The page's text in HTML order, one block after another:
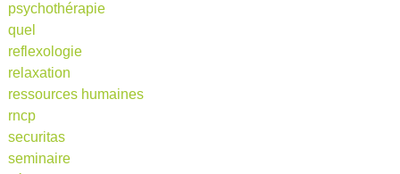
psychothérapie
quel
reflexologie
relaxation
ressources humaines
rncp
securitas
seminaire